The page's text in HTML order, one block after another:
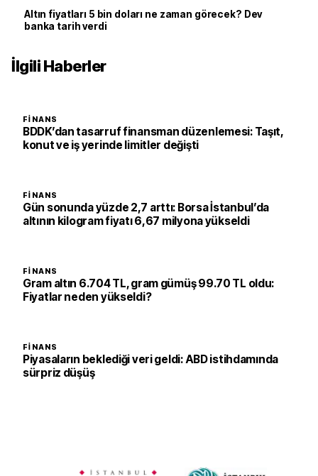
Altın fiyatları 5 bin doları ne zaman görecek? Dev
banka tarih verdi
İlgili Haberler
FINANS
BDDK’dan tasarruf finansman düzenlemesi: Taşıt,
konut ve iş yerinde limitler değişti
FINANS
Gün sonunda yüzde 2,7 arttı: Borsa İstanbul’da
altının kilogram fiyatı 6,67 milyona yükseldi
FINANS
Gram altın 6.704 TL, gram gümüş 99.70 TL oldu:
Fiyatlar neden yükseldi?
FINANS
Piyasaların beklediği veri geldi: ABD istihdamında
sürpriz düşüş